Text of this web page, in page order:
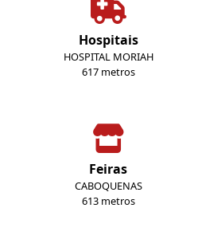
Hospitais
HOSPITAL MORIAH
617 metros
Feiras
CABOQUENAS
613 metros